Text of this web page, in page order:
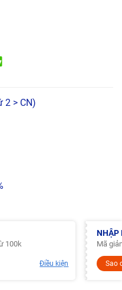
2 > CN)
100k
Điều kiện
NHẬP
Mã
Sao